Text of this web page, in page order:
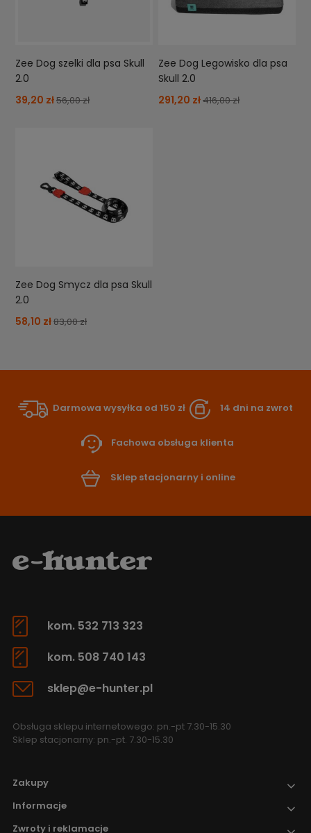
Zee Dog szelki dla psa Skull
2.0
39,20 zł56,00 zł
Zee Dog Legowisko dla psa
Skull 2.0
291,20 zł416,00 zł
Zee Dog Smycz dla psa Skull
2.0
58,10 zł83,00 zł
Darmowa wysyłka od 150 zł 14 dni na zwrot
Fachowa obsługa klienta
Sklep stacjonarny i online
kom. 532 713 323
kom. 508 740 143
sklep@e-hunter.pl
Obsługa sklepu internetowego: pn.-pt 7.30-15.30
Sklep stacjonarny: pn.-pt. 7.30-15.30
Zakupy
Informacje
Zwroty i reklamacje